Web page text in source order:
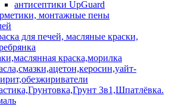
антисептики UpGuard
монтажные пены
для печей, масляные краски,
краска,морилка
3в1,Шпатлёвка.